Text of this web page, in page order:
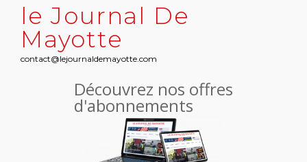
le Journal De
Mayotte
contact@lejournaldemayotte.com
Découvrez nos offres
d'abonnements